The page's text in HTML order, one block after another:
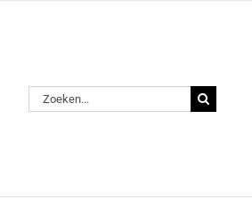
Zoeken
naar: